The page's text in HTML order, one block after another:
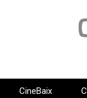
CineBaix